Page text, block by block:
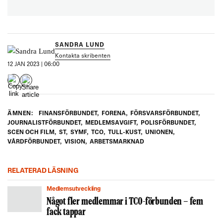
SANDRA LUND
Kontakta skribenten
12 JAN 2023 | 06:00
ÄMNEN: FINANSFÖRBUNDET, FORENA, FÖRSVARSFÖRBUNDET,
JOURNALISTFÖRBUNDET, MEDLEMSAVGIFT, POLISFÖRBUNDET,
SCEN OCH FILM, ST, SYMF, TCO, TULL-KUST, UNIONEN,
VÅRDFÖRBUNDET, VISION, ARBETSMARKNAD
RELATERAD LÄSNING
Medlemsutveckling
Något fler medlemmar i TCO-förbunden – fem
fack tappar